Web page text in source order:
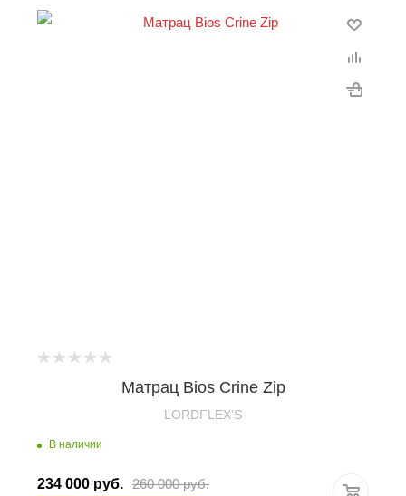
Матрац Bios Crine Zip
LORDFLEX’S
В наличии
234 000 руб. 260 000руб.